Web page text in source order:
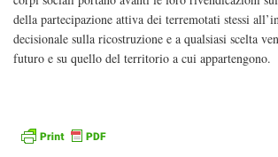
della partecipazione attiva dei terremotati stessi
decisionale sulla ricostruzione e a qualsiasi scelta
futuro e su quello del territorio a cui appartengono.